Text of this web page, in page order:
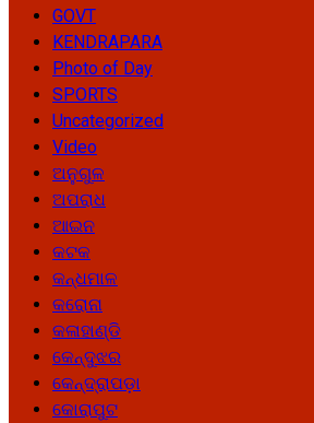
GOVT
KENDRAPARA
Photo of Day
SPORTS
Uncategorized
Video
ଅନୁଗୁଳ
ଅପରାଧ
ଆଇନ
କଟକ
କନ୍ଧମାଳ
କରୋନା
କଳାହାଣ୍ଡି
କେନ୍ଦୁଝର
କେନ୍ଦ୍ରାପଡ଼ା
କୋରାପୁଟ